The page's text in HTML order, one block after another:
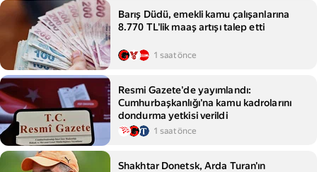
Barış Düdü, emekli kamu çalışanlarına
8.770 TL'lik maaş artışı talep etti
1 saat önce
Resmi Gazete'de yayımlandı:
Cumhurbaşkanlığı'na kamu kadrolarını
dondurma yetkisi verildi
1 saat önce
Shakhtar Donetsk, Arda Turan'ın